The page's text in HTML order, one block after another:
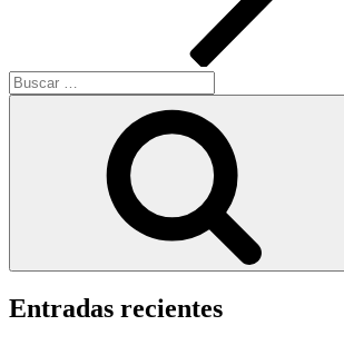
Buscar
por:
Entradas recientes